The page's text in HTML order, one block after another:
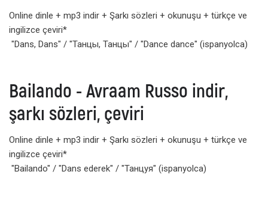
Online dinle + mp3 indir + Şarkı sözleri + okunuşu + türkçe ve
ingilizce çeviri*
"Dans, Dans" / "Танцы, Танцы" / "Dance dance" (ispanyolca)
Bailando - Avraam Russo indir,
şarkı sözleri, çeviri
Online dinle + mp3 indir + Şarkı sözleri + okunuşu + türkçe ve
ingilizce çeviri*
"Bailando" / "Dans ederek" / "Танцуя" (ispanyolca)